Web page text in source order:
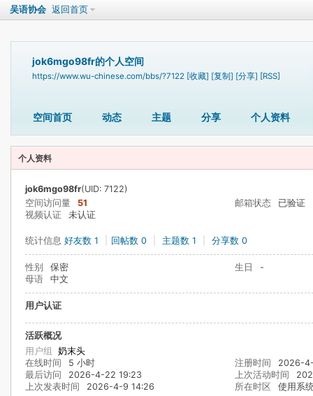
吴语协会 返回首页
jok6mgo98fr的个人空间
https://www.wu-chinese.com/bbs/?7122 [收藏] [复制] [分享] [RSS]
空间首页 动态 主题 分享 个人资料
个人资料
jok6mgo98fr(UID: 7122)
空间访问量
51 邮箱状态
已验证
视频认证
未认证
统计信息 好友数 1 回帖数 0 主题数 1 分享数 0
性别 保密 生日
-
母语
中文
用户认证
活跃概况
用户组 奶末头
在线时间
5 小时 注册时间
2026-
最后访问
2026-4-22 19:23 上次活动时间
上次发表时间
2026-4-9 14:26 所在时区 使用系